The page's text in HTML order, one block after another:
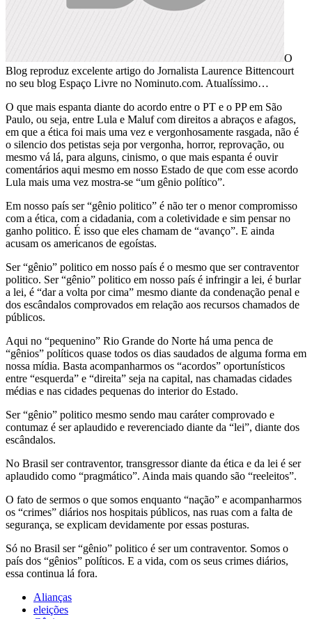
O
Blog reproduz excelente artigo do Jornalista Laurence Bittencourt
no seu blog Espaço Livre no Nominuto.com. Atualíssimo…
O que mais espanta diante do acordo entre o PT e o PP em São
Paulo, ou seja, entre Lula e Maluf com direitos a abraços e afagos,
em que a ética foi mais uma vez e vergonhosamente rasgada, não é
o silencio dos petistas seja por vergonha, horror, reprovação, ou
mesmo vá lá, para alguns, cinismo, o que mais espanta é ouvir
comentários aqui mesmo em nosso Estado de que com esse acordo
Lula mais uma vez mostra-se “um gênio político”.
Em nosso país ser “gênio politico” é não ter o menor compromisso
com a ética, com a cidadania, com a coletividade e sim pensar no
ganho politico. É isso que eles chamam de “avanço”. E ainda
acusam os americanos de egoístas.
Ser “gênio” politico em nosso país é o mesmo que ser contraventor
politico. Ser “gênio” politico em nosso país é infringir a lei, é burlar
a lei, é “dar a volta por cima” mesmo diante da condenação penal e
dos escândalos comprovados em relação aos recursos chamados de
públicos.
Aqui no “pequenino” Rio Grande do Norte há uma penca de
“gênios” políticos quase todos os dias saudados de alguma forma em
nossa mídia. Basta acompanharmos os “acordos” oportunísticos
entre “esquerda” e “direita” seja na capital, nas chamadas cidades
médias e nas cidades pequenas do interior do Estado.
Ser “gênio” politico mesmo sendo mau caráter comprovado e
contumaz é ser aplaudido e reverenciado diante da “lei”, diante dos
escândalos.
No Brasil ser contraventor, transgressor diante da ética e da lei é ser
aplaudido como “pragmático”. Ainda mais quando são “reeleitos”.
O fato de sermos o que somos enquanto “nação” e acompanharmos
os “crimes” diários nos hospitais públicos, nas ruas com a falta de
segurança, se explicam devidamente por essas posturas.
Só no Brasil ser “gênio” politico é ser um contraventor. Somos o
país dos “gênios” políticos. E a vida, com os seus crimes diários,
essa continua lá fora.
Alianças
eleições